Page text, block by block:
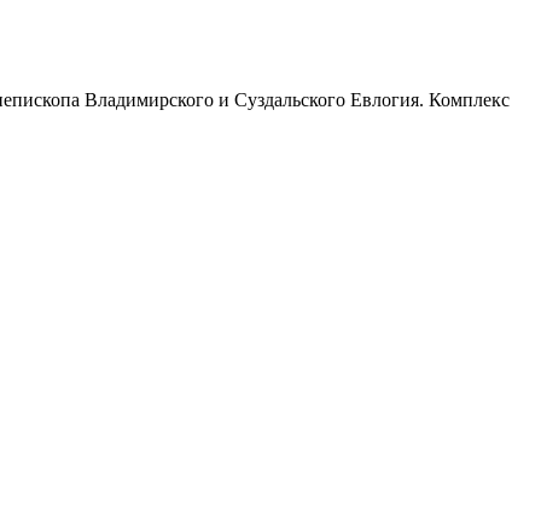
Владимирского и Суздальского Евлогия. Комплекс